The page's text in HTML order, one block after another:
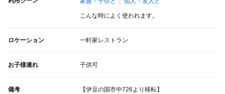
こんな時によく使われます。
ロケーション 一軒家レストラン
お子様連れ 子供可
備考 【伊豆の国市中726より移転】